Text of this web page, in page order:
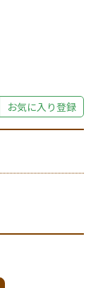
お気に入り登録